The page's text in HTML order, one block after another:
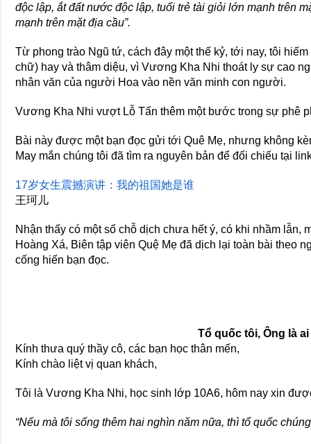
độc lập, ắt đất nước độc lập, tuổi trẻ tài giỏi lớn mạnh trên
mạnh trên mặt địa cầu”.
Từ phong trào Ngũ tứ, cách đây một thế kỷ, tới nay, tôi
chữ) hay và thâm diệu, vì Vương Kha Nhi thoát ly sự cao
nhân văn của người Hoa vào nền văn minh con người.
Vương Kha Nhi vượt Lỗ Tấn thêm một bước trong sự phê
Bài này được một bạn đọc gửi tới Quê Mẹ, nhưng không
May mắn chúng tôi đã tìm ra nguyên bản để đối chiếu tại
17岁女生震撼演讲：我的祖国她是谁
王珂儿
Nhận thấy có một số chỗ dịch chưa hết ý, có khi nhầm lẫn,
Hoàng Xá, Biên tập viên Quệ Mẹ đã dịch lại toàn bài theo
cống hiến bạn đọc.
Tổ quốc tôi, Ông là ai
Kính thưa quý thầy cô, các bạn học thân mến,
Kính chào liệt vị quan khách,
Tôi là Vương Kha Nhi, học sinh lớp 10A6, hôm nay xin
“Nếu mà tôi sống thêm hai nghìn năm nữa, thì tổ quốc